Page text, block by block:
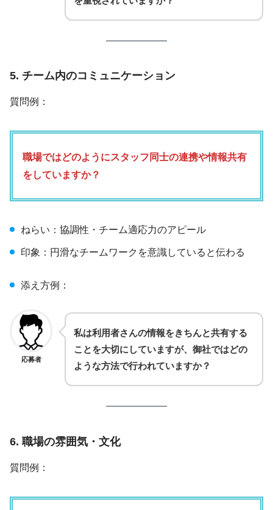
5. チーム内のコミュニケーション
質問例：
職場ではどのようにスタッフ同士の連携や情報共有
をしていますか？
ねらい：協調性・チーム適応力のアピール
印象：円滑なチームワークを意識していると伝わる
添え方例：
応募者
私は利用者さんの情報をきちんと共有する
ことを大切にしていますが、御社ではどの
ような方法で行われていますか？
6. 職場の雰囲気・文化
質問例：